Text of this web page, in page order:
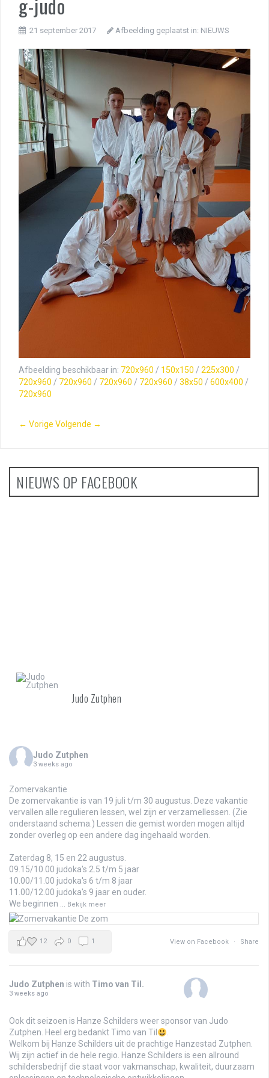
21 september 2017 Afbeelding geplaatst in: NIEUWS
Afbeelding beschikbaar in: 720x960 / 150x150 / 225x300 /
720x960 / 720x960 / 720x960 / 720x960 / 38x50 / 600x400 /
720x960
← Vorige Volgende →
NIEUWS OP FACEBOOK
Judo Zutphen
Judo Zutphen
3 weeks ago
Zomervakantie
De zomervakantie is van 19 juli t/m 30 augustus. Deze vakantie
vervallen alle regulieren lessen, wel zijn er verzamellessen. (Zie
onderstaand schema.) Lessen die gemist worden mogen altijd
zonder overleg op een andere dag ingehaald worden.
Zaterdag 8, 15 en 22 augustus.
09.15/10.00 judoka's 2.5 t/m 5 jaar
10.00/11.00 judoka's 6 t/m 8 jaar
11.00/12.00 judoka's 9 jaar en ouder.
We beginnen
Bekijk meer
View on Facebook · Share
12 0 1
Judo Zutphen is with Timo van Til .
3 weeks ago
Ook dit seizoen is Hanze Schilders weer sponsor van Judo
Zutphen. Heel erg bedankt Timo van Til
Welkom bij Hanze Schilders uit de prachtige Hanzestad Zutphen.
Wij zijn actief in de hele regio. Hanze Schilders is een allround
schildersbedrijf die staat voor vakmanschap, kwaliteit, duurzaam